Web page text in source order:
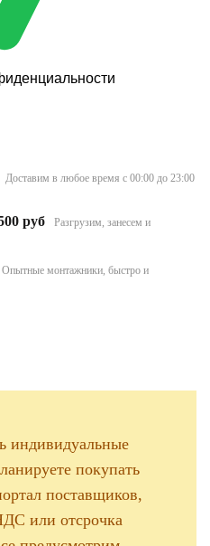
Доставим в любое время с 00:00 до 23:00
руб
Разгрузим, занесем и
Опытные монтажники, быстро и
индивидуальные
покупать
поставщиков,
или отсрочка